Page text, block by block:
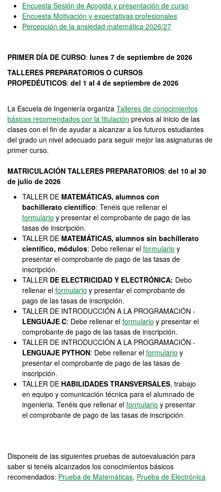
Encuesta Sesión de Acogida y presentación de curso
Encuesta Motivación y expectativas profesionales
Percepción de la ansiedad matemática 2026/27
PRIMER DÍA DE CURSO: lunes 7 de septiembre de 2026
TALLERES PREPARATORIOS O CURSOS
PROPEDÉUTICOS: del 1 al 4 de septiembre de 2026
La Escuela de Ingeniería organiza Talleres de conocimientos
básicos recomendados por la titulación previos al inicio de las
clases con el fin de ayudar a alcanzar a los futuros estudiantes
del grado un nivel adecuado para seguir mejor las asignaturas de
primer curso.
MATRICULACIÓN TALLERES PREPARATORIOS: del 10 al 30
de julio de 2026
TALLER DE MATEMÁTICAS, alumnos con
bachillerato científico: Tenéis que rellenar el
formulario y presentar el comprobante de pago de las
tasas de inscripción.
TALLER DE MATEMÁTICAS, alumnos sin bachillerato
científico, módulos: Debo rellenar el formulario y
presentar el comprobante de pago de las tasas de
inscripción.
TALLER DE ELECTRICIDAD Y ELECTRÓNICA: Debo
rellenar el formulario y presentar el comprobante de
pago de las tasas de inscripción.
TALLER DE INTRODUCCIÓN A LA PROGRAMACIÓN -
LENGUAJE C: Debe rellenar el formulario y presentar el
comprobante de pago de las tasas de inscripción.
TALLER DE INTRODUCCIÓN A LA PROGRAMACIÓN -
LENGUAJE PYTHON: Debe rellenar el formulario y
presentar el comprobante de pago de las tasas de
inscripción.
TALLER DE HABILIDADES TRANSVERSALES, trabajo
en equipo y comunicación técnica para el alumnado de
ingenieria. Tenéis que rellenar el formulario y presentar
el comprobante de pago de las tasas de inscripción.
Disponeis de las siguientes pruebas de autoevaluación para
saber si tenéis alcanzados los conocimientos básicos
recomendados: Prueba de Matemáticas, Prueba de Electrónica